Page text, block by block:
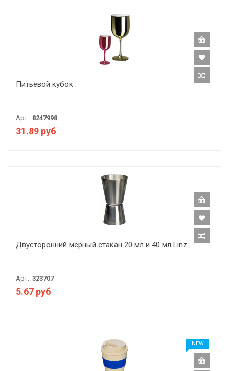
Питьевой кубок
Арт.: 8247998
31.89 руб
Двусторонний мерный стакан 20 мл и 40 мл Linz...
Арт.: 323707
5.67 руб
NEW